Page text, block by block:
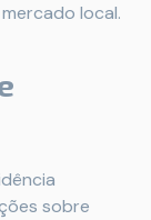
local.
sobre